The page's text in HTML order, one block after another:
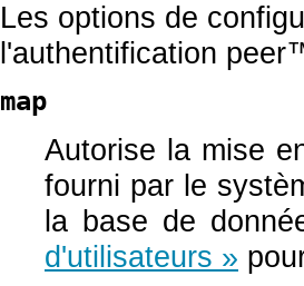
Les options de
l'authentification peer
map
Autorise la mise
fourni par le
la base de
d'utilisateurs »